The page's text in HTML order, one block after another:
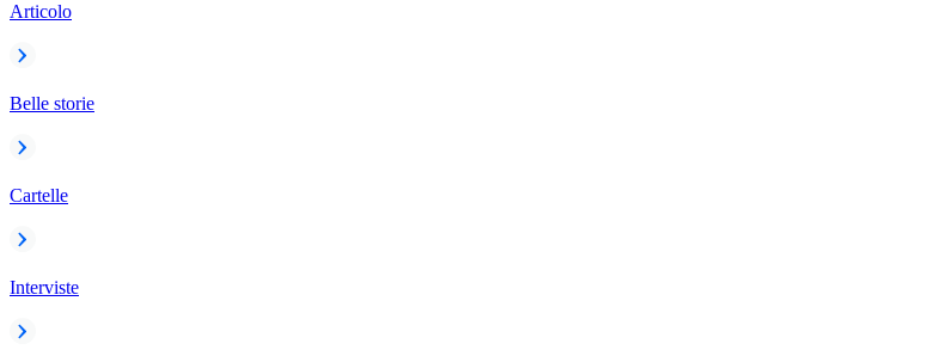
Articolo
Belle storie
Cartelle
Interviste